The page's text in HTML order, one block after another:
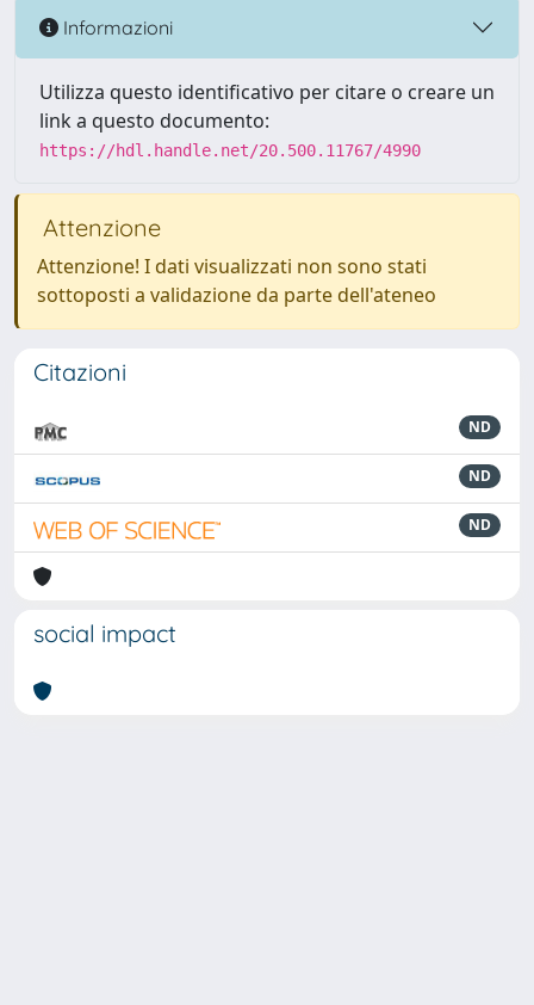
Informazioni
Utilizza questo identificativo per citare o creare un
link a questo documento:
https://hdl.handle.net/20.500.11767/4990
Attenzione
Attenzione! I dati visualizzati non sono stati
sottoposti a validazione da parte dell'ateneo
Citazioni
ND
ND
ND
social impact